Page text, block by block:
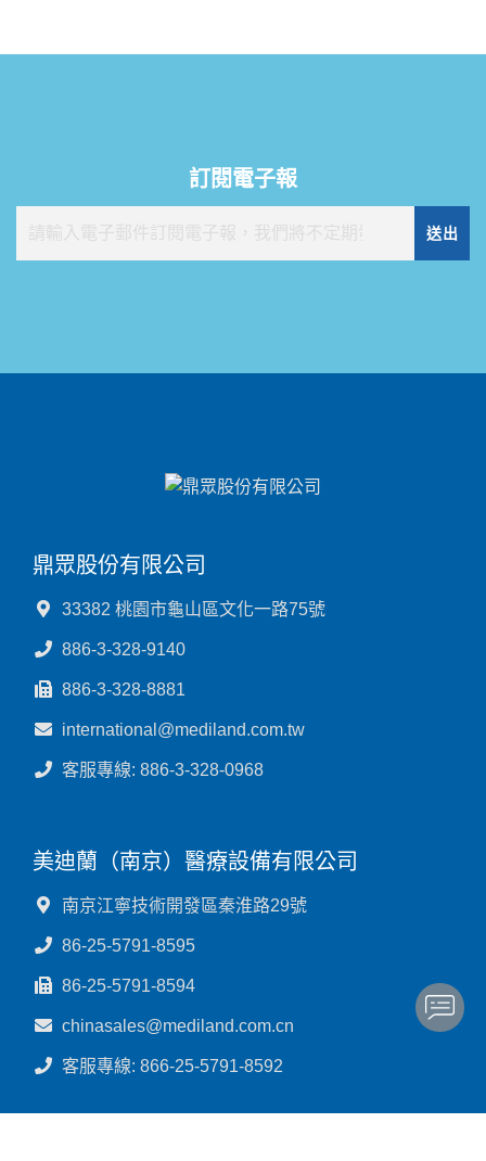
訂閱電子報
送出
鼎眾股份有限公司
33382 桃園市龜山區文化一路75號
886-3-328-9140
886-3-328-8881
international@mediland.com.tw
客服專線: 886-3-328-0968
美迪蘭（南京）醫療設備有限公司
南京江寧技術開發區秦淮路29號
86-25-5791-8595
86-25-5791-8594
chinasales@mediland.com.cn
客服專線: 866-25-5791-8592